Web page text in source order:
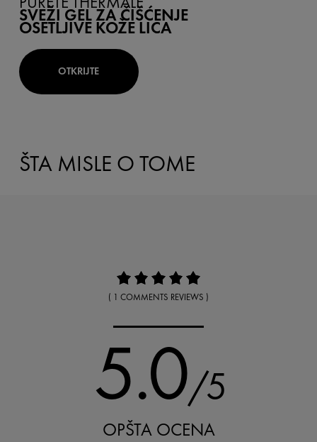
SVEŽI GEL ZA ČIŠĆENJE
OSETLJIVE KOŽE LICA
OTKRIJTE
ŠTA MISLE O TOME
( 1 COMMENTS REVIEWS )
5.0/5
OPŠTA OCENA